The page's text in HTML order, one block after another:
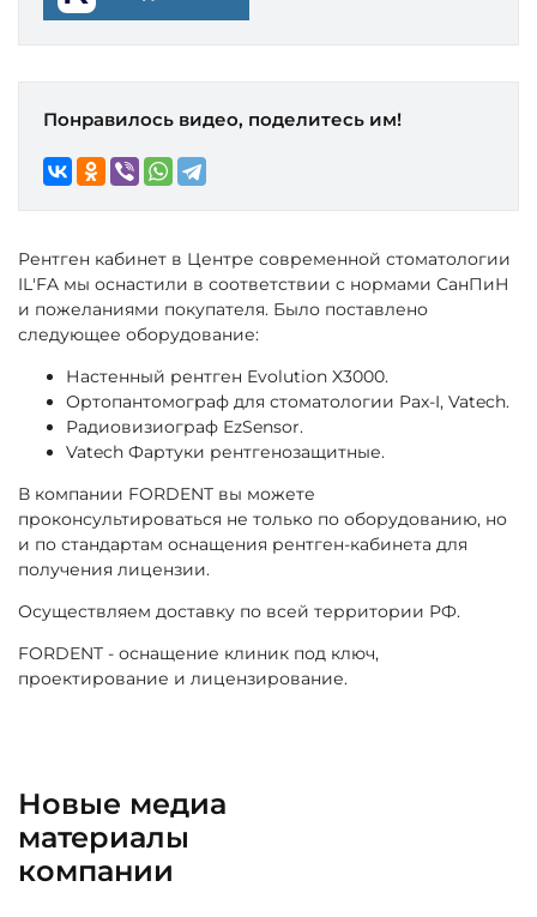
Понравилось видео, поделитесь им!
Рентген кабинет в Центре современной стоматологии
IL'FA мы оснастили в соответствии с нормами СанПиН
и пожеланиями покупателя. Было поставлено
следующее оборудование:
Настенный рентген Evolution X3000.
Ортопантомограф для стоматологии Pax-I, Vatech.
Радиовизиограф EzSensor.
Vatech Фартуки рентгенозащитные.
В компании FORDENT вы можете
проконсультироваться не только по оборудованию, но
и по стандартам оснащения рентген-кабинета для
получения лицензии.
Осуществляем доставку по всей территории РФ.
FORDENT - оснащение клиник под ключ,
проектирование и лицензирование.
Новые медиа
материалы
компании